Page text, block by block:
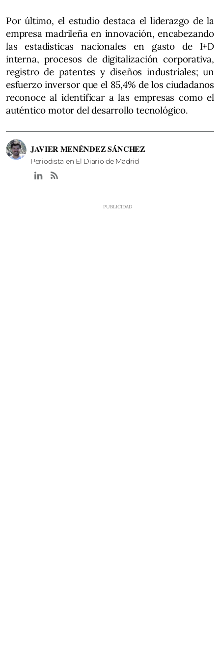
Por último, el estudio destaca el liderazgo de la
empresa madrileña en innovación, encabezando
las estadísticas nacionales en gasto de I+D
interna, procesos de digitalización corporativa,
registro de patentes y diseños industriales; un
esfuerzo inversor que el 85,4% de los ciudadanos
reconoce al identificar a las empresas como el
auténtico motor del desarrollo tecnológico.
JAVIER MENÉNDEZ SÁNCHEZ
Periodista en El Diario de Madrid